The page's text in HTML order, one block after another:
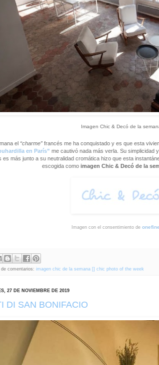
Imagen Chic & Decó de la
el “charme” francés me ha conquistado y es que esta
en París” mecautivó nada más verla. Su simplicidad
es más junto a su neutralidad cromática hizo que esta
escogida como imagen Chic & Decó de la
Imagen con el consentimiento de
de comentarios: imagen chic de la semana [] chic photo of the week
27 DE NOVIEMBRE DE 2019
DI SAN BONIFACIO